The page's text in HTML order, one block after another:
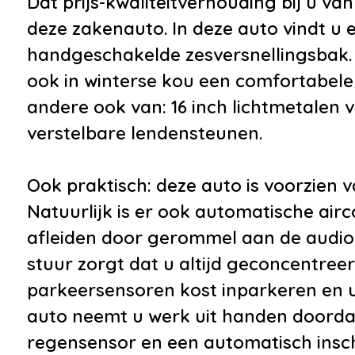
•Parkeersensor voor en
achter
•Bumpers in
carrosseriekleur
•Dimlichten automatisch
•Verwarmde voorruit
Veiligheid
•Anti Blokkeer Systeem •
deze zakenauto. In deze auto vindt u
handgeschakelde
ook in winterse kou een
andere ook van: 16 inch
verstelbare lendensteunen.
Ook praktisch: deze auto is voorzien
Natuurlijk is er ook automatische
afleiden door gerommel aan de
stuur zorgt dat u altijd
parkeersensoren kost inparkeren en
auto neemt u werk uit handen
regensensor en een automatisch